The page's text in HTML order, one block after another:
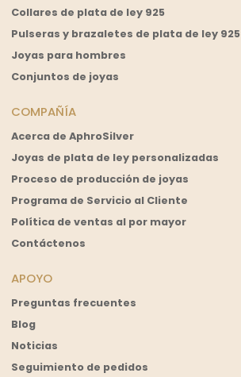
Collares de plata de ley 925
Pulseras y brazaletes de plata de ley 925
Joyas para hombres
Conjuntos de joyas
COMPAÑÍA
Acerca de AphroSilver
Joyas de plata de ley personalizadas
Proceso de producción de joyas
Programa de Servicio al Cliente
Política de ventas al por mayor
Contáctenos
APOYO
Preguntas frecuentes
Blog
Noticias
Seguimiento de pedidos